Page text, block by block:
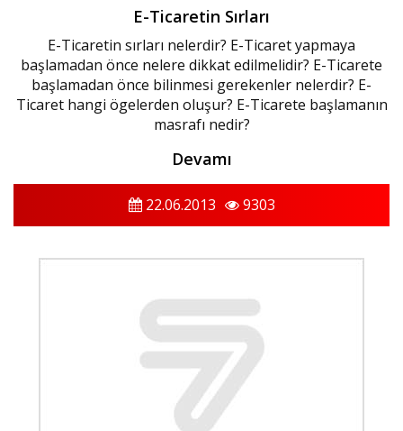
E-Ticaretin Sırları
E-Ticaretin sırları nelerdir? E-Ticaret yapmaya
başlamadan önce nelere dikkat edilmelidir? E-Ticarete
başlamadan önce bilinmesi gerekenler nelerdir? E-
Ticaret hangi ögelerden oluşur? E-Ticarete başlamanın
masrafı nedir?
Devamı
22.06.2013 9303